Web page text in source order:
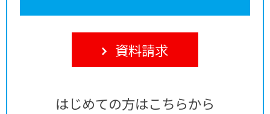
資料請求
はじめての方はこちらから